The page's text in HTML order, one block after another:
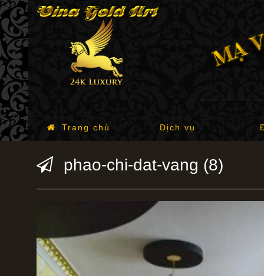
Trang chủ Dịch vụ
phao-chi-dat-vang (8)